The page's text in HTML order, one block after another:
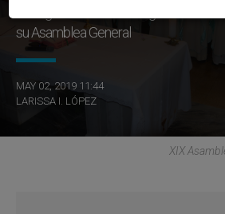
La Organización de los Agustinos de
su Asamblea General
MAY 02, 2019 11:44
LARISSA I. LÓPEZ
XIX